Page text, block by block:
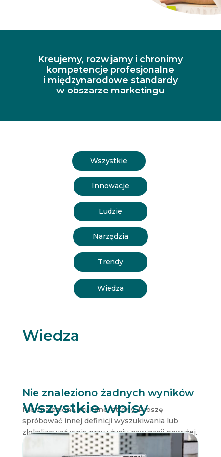
Kreujemy, rozwijamy i chronimy
kompetencje profesjonalne
i międzynarodowe standardy
w obszarze marketingu
Wszystkie
Innowacje
Ludzie
Narzędzia
Trendy
Wiedza
Wiedza
Nie znaleziono żadnych wyników
Nie znaleziono szukanej strony. Proszę
spróbować innej definicji wyszukiwania lub
zlokalizować wpis przy użyciu nawigacji powyżej.
Wszystkie wpisy